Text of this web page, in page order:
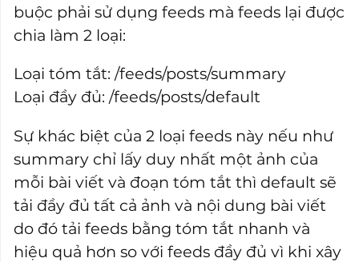
buộc phải sử dụng feeds mà feeds lại được
chia làm 2 loại:
Loại tóm tắt: /feeds/posts/summary
Loại đầy đủ: /feeds/posts/default
Sự khác biệt của 2 loại feeds này nếu như
summary chỉ lấy duy nhất một ảnh của
mỗi bài viết và đoạn tóm tắt thì default sẽ
tải đầy đủ tất cả ảnh và nội dung bài viết
do đó tải feeds bằng tóm tắt nhanh và
hiệu quả hơn so với feeds đầy đủ vì khi xây